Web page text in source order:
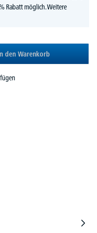
Rabatt möglich.Weitere
den Warenkorb